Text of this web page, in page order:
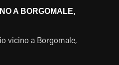
A BORGOMALE,
vicino a Borgomale,